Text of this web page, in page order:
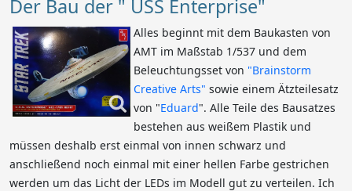
Der Bau der " USS Enterprise"
Alles beginnt mit dem Baukasten von
AMT im Maßstab 1/537 und dem
Beleuchtungsset von "Brainstorm
Creative Arts" sowie einem Ätzteilesatz
von "Eduard". Alle Teile des Bausatzes
bestehen aus weißem Plastik und
müssen deshalb erst einmal von innen schwarz und
anschließend noch einmal mit einer hellen Farbe gestrichen
werden um das Licht der LEDs im Modell gut zu verteilen. Ich